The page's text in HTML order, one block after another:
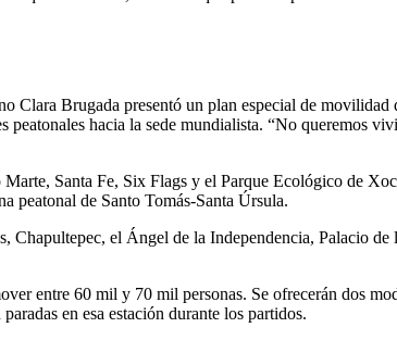
Brugada presentó un plan especial de
peatonales hacia la sede mundialista. “No queremos
Santa Fe, Six Flags y el Parque Ecológico de
peatonal de Santo Tomás-Santa Úrsula.
Chapultepec, el Ángel de la Independencia, Palacio
entre 60 mil y 70 mil personas. Se ofrecerán dos
en esa estación durante los partidos.